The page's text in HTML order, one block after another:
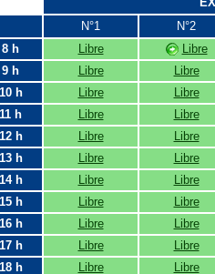
N°1
N°2
8 h
Libre Libre
9 h
Libre Libre
10 h
Libre Libre
11 h
Libre Libre
12 h
Libre Libre
13 h
Libre Libre
14 h
Libre Libre
15 h
Libre Libre
16 h
Libre Libre
17 h
Libre Libre
18 h
Libre Libre